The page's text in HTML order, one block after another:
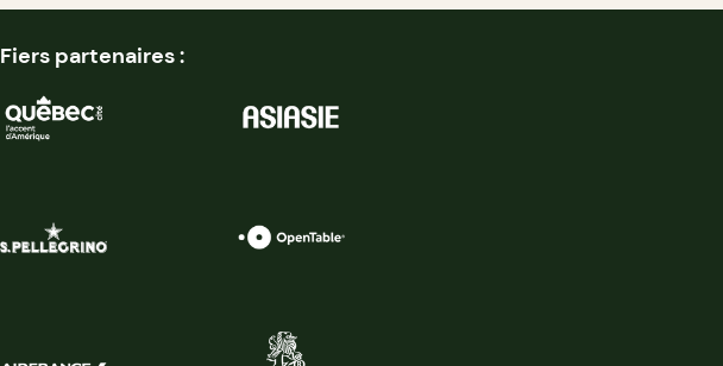
Fiers partenaires :